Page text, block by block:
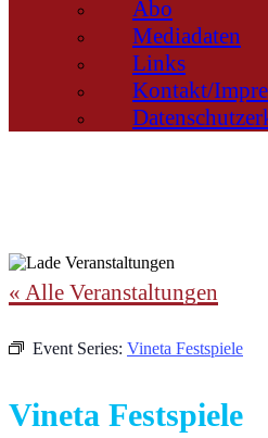
Abo
Mediadaten
Links
Kontakt/
« Alle Veranstaltungen
Event Series: Vineta Festspiele
Vineta Festspiele